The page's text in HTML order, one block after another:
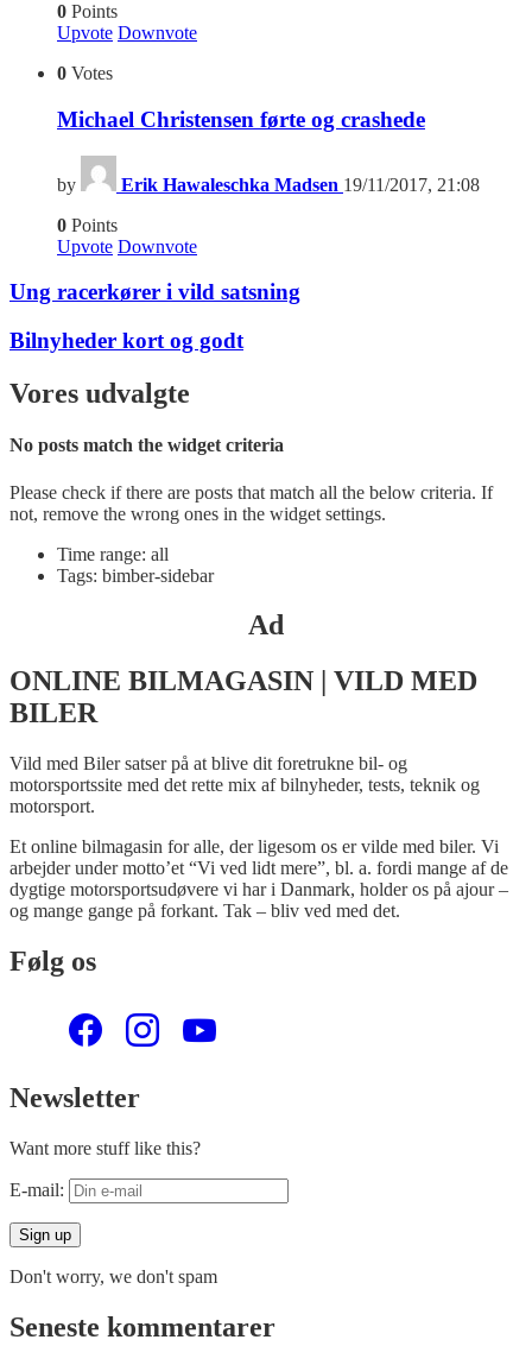
0 Points
Upvote Downvote
0 Votes
Michael Christensen førte og crashede
by Erik Hawaleschka Madsen 19/11/2017, 21:08
0 Points
Upvote Downvote
Ung racerkører i vild satsning
Bilnyheder kort og godt
Vores udvalgte
No posts match the widget criteria
Please check if there are posts that match all the below criteria. If
not, remove the wrong ones in the widget settings.
Time range: all
Tags: bimber-sidebar
Ad
ONLINE BILMAGASIN | VILD MED
BILER
Vild med Biler satser på at blive dit foretrukne bil- og
motorsportssite med det rette mix af bilnyheder, tests, teknik og
motorsport.
Et online bilmagasin for alle, der ligesom os er vilde med biler. Vi
arbejder under motto’et “Vi ved lidt mere”, bl. a. fordi mange af de
dygtige motorsportsudøvere vi har i Danmark, holder os på ajour –
og mange gange på forkant. Tak – bliv ved med det.
Følg os
Newsletter
Want more stuff like this?
E-mail:
Don't worry, we don't spam
Seneste kommentarer